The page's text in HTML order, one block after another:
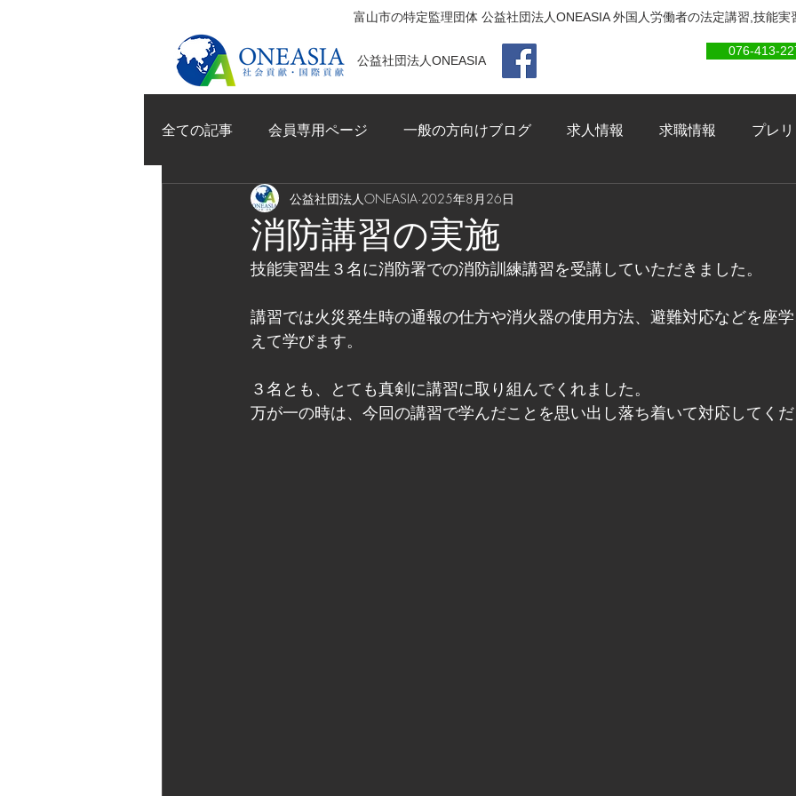
富山市の特定監理団体 公益社団法人ONEASIA 外国人労働者の法定講習,技能実
公益社団法人ONEASIA
076-413-
全ての記事 会員専用ページ 一般の方向けブログ 求人情報 求職情報 プレ
消防講習の実施
公益社団法人ONEASIA 2025年8月26日
技能実習生３名に消防署での消防訓練講習を受講していただきました。
講習では火災発生時の通報の仕方や消火器の使用方法、避難対応などを座
えて学びます。
３名とも、とても真剣に講習に取り組んでくれました。
万が一の時は、今回の講習で学んだことを思い出し落ち着いて対応してく